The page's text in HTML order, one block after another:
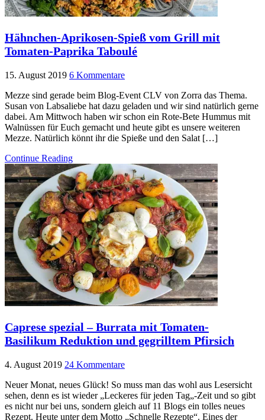
Hähnchen-Aprikosen-Spieß vom Grill mit
Tomaten-Paprika Taboulé
15. August 2019 6 Kommentare
Mezze sind gerade beim Blog-Event CLV von Zorra das Thema.
Susan von Labsaliebe hat dazu geladen und wir sind natürlich gerne
dabei. Am Mittwoch haben wir schon ein Rote-Bete Hummus mit
Walnüssen für Euch gemacht und heute gibt es unsere weiteren
Mezze. Natürlich könnt ihr die Spieße und den Salat […]
Continue Reading
Caprese spezial – Burrata mit Tomaten-
Basilikum Reduktion und gegrilltem Pfirsich
4. August 2019 24 Kommentare
Neuer Monat, neues Glück! So muss man das wohl aus Lesersicht
sehen, denn es ist wieder „Leckeres für jeden Tag„-Zeit und so gibt
es nicht nur bei uns, sondern gleich auf 11 Blogs ein tolles neues
Rezept. Heute unter dem Motto „Schnelle Rezepte“. Eines der